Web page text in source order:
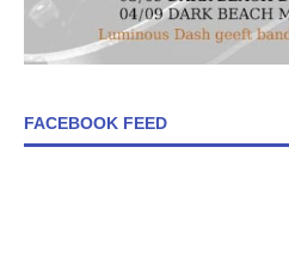
FACEBOOK FEED